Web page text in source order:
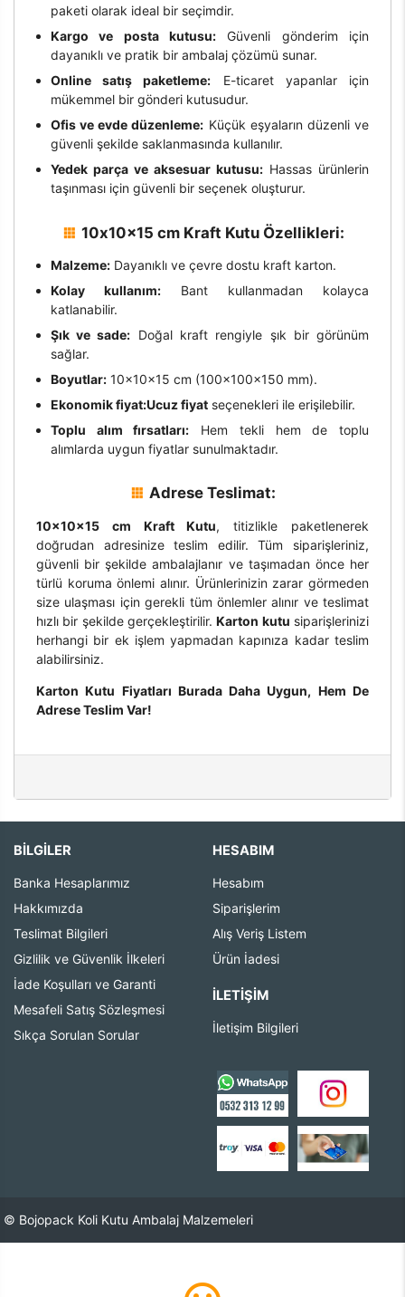
paketi olarak ideal bir seçimdir.
Kargo ve posta kutusu: Güvenli gönderim için
dayanıklı ve pratik bir ambalaj çözümü sunar.
Online satış paketleme: E-ticaret yapanlar için
mükemmel bir gönderi kutusudur.
Ofis ve evde düzenleme: Küçük eşyaların düzenli ve
güvenli şekilde saklanmasında kullanılır.
Yedek parça ve aksesuar kutusu: Hassas ürünlerin
taşınması için güvenli bir seçenek oluşturur.
10x10x15 cm Kraft Kutu Özellikleri:
Malzeme:Dayanıklı ve çevre dostu kraft karton.
Kolay kullanım: Bant kullanmadan kolayca
katlanabilir.
Şık ve sade: Doğal kraft rengiyle şık bir görünüm
sağlar.
Boyutlar:10x10x15 cm (100x100x150 mm).
Ekonomik fiyat:Ucuz fiyatseçenekleri ile erişilebilir.
Toplu alım fırsatları: Hem tekli hem de toplu
alımlarda uygun fiyatlar sunulmaktadır.
Adrese Teslimat:
10x10x15 cm Kraft Kutu, titizlikle paketlenerek
doğrudan adresinize teslim edilir. Tüm siparişleriniz,
güvenli bir şekilde ambalajlanır ve taşımadan önce her
türlü koruma önlemi alınır. Ürünlerinizin zarar görmeden
size ulaşması için gerekli tüm önlemler alınır ve teslimat
hızlı bir şekilde gerçekleştirilir.Karton kutu siparişlerinizi
herhangi bir ek işlem yapmadan kapınıza kadar teslim
alabilirsiniz.
Karton Kutu Fiyatları Burada Daha Uygun, Hem De
Adrese Teslim Var!
BİLGİLER
Banka Hesaplarımız
Hakkımızda
Teslimat Bilgileri
Gizlilik ve Güvenlik İlkeleri
İade Koşulları ve Garanti
Mesafeli Satış Sözleşmesi
Sıkça Sorulan Sorular
HESABIM
Hesabım
Siparişlerim
Alış Veriş Listem
Ürün İadesi
İLETIŞIM
İletişim Bilgileri
© Bojopack Koli Kutu Ambalaj Malzemeleri